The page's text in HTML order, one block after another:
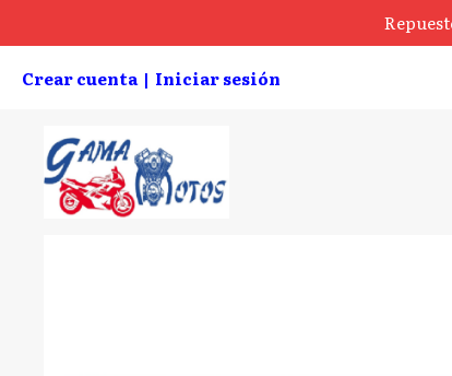
Crear cuenta | Iniciar sesión